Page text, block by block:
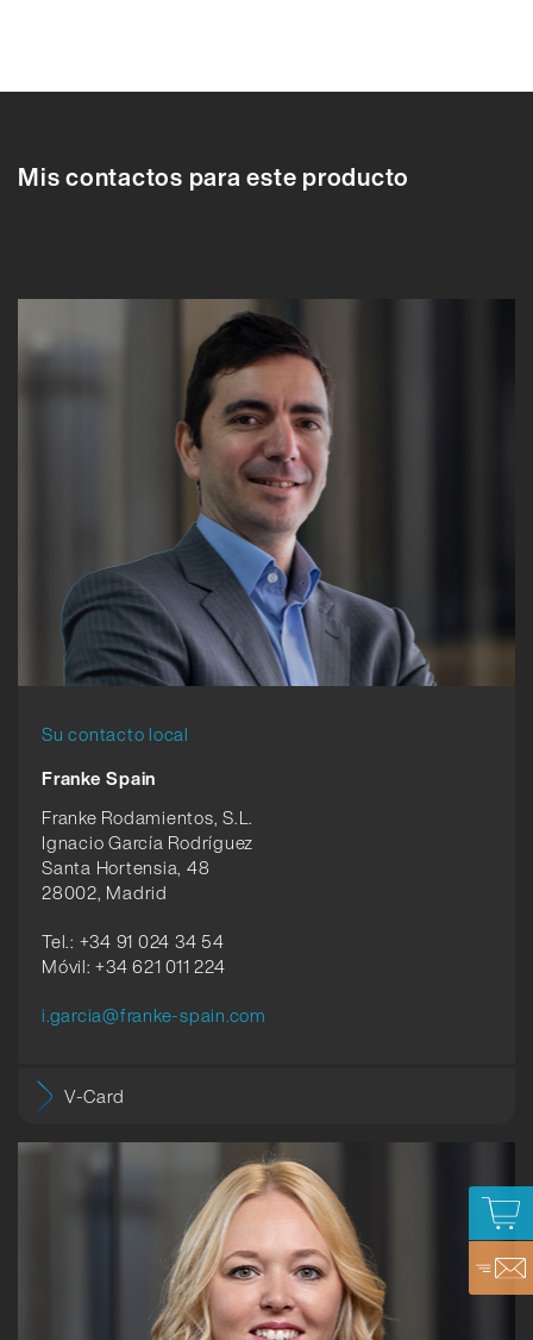
Mis contactos para este producto
Su contacto local
Franke Spain
Franke Rodamientos, S.L.
Ignacio García Rodríguez
Santa Hortensia, 48
28002, Madrid
Tel.: +34 91 024 34 54
Móvil: +34 621 011 224
i.garcia@franke-spain.com
V-Card